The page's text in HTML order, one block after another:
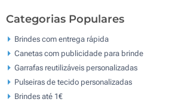
Categorias Populares
Brindes com entrega rápida
Canetas com publicidade para brinde
Garrafas reutilizáveis personalizadas
Pulseiras de tecido personalizadas
Brindes até 1€